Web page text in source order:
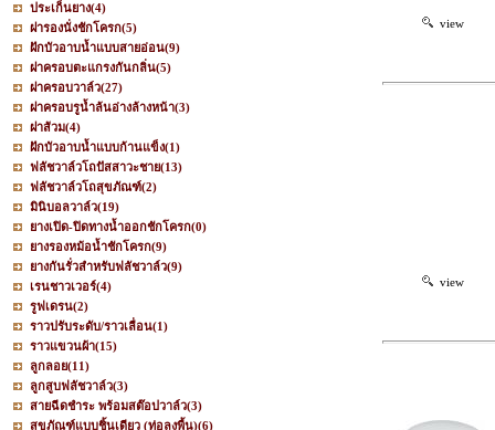
ประเก็นยาง(4)
ฝารองนั่งชักโครก(5)
ฝักบัวอาบน้ำแบบสายอ่อน(9)
ฝาครอบตะแกรงกันกลิ่น(5)
ฝาครอบวาล์ว(27)
ฝาครอบรูน้ำล้นอ่างล้างหน้า(3)
ฝาส้วม(4)
ฝักบัวอาบน้ำแบบก้านแข็ง(1)
ฟลัชวาล์วโถปัสสาวะชาย(13)
ฟลัชวาล์วโถสุขภัณฑ์(2)
มินิบอลวาล์ว(19)
ยางเปิด-ปิดทางน้ำออกชักโครก(0)
ยางรองหม้อน้ำชักโครก(9)
ยางกันรั่วสำหรับฟลัชวาล์ว(9)
เรนชาวเวอร์(4)
รูฟเดรน(2)
ราวปรับระดับ/ราวเลื่อน(1)
ราวแขวนผ้า(15)
ลูกลอย(11)
ลูกสูบฟลัชวาล์ว(3)
สายฉีดชำระ พร้อมสต๊อปวาล์ว(3)
สุขภัณฑ์แบบชิ้นเดียว (ท่อลงพื้น)(6)
view
view